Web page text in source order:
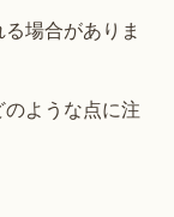
場合がありま
ような点に注